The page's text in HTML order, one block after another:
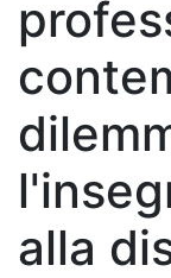
alla